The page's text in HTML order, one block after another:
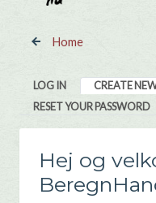
Home
Primary tabs
LOG IN
CREATE
RESET YOUR PASSWORD
Hej og